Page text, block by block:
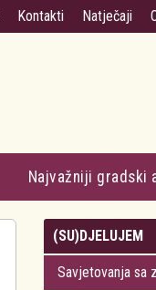
Kontakti Natječaji
Najvažniji gradski
(SU)DJELUJEM
Savjetovanja sa